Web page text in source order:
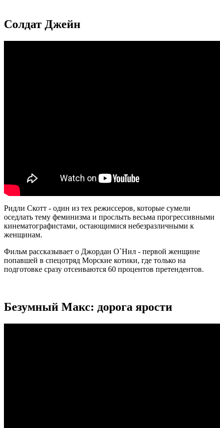
Солдат Джейн
Ридли Скотт - один из тех режиссеров, которые сумели
оседлать тему феминизма и прослыть весьма прогрессивными
кинематографистами, остающимися небезразличными к
женщинам.
Фильм рассказывает о Джордан О`Нил - первой женщине
попавшей в спецотряд Морские котики, где только на
подготовке сразу отсеиваются 60 процентов претендентов.
Безумный Макс: дорога ярости